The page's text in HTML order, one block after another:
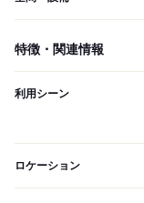
特徴・関連情報
利用シーン
ロケーション